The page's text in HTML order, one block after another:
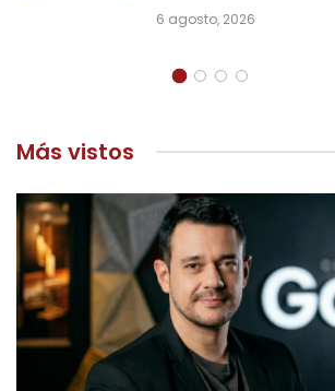
6 agosto, 2026
Más vistos